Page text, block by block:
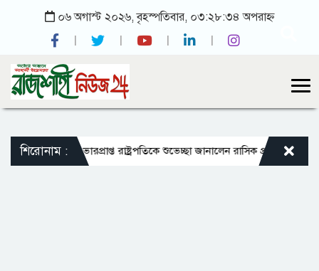
০৬ অগাস্ট ২০২৬, বৃহস্পতিবার, ০৩:২৮:৩৪ অপরাহ্ন
শিরোনাম :
চালু ভারপ্রাপ্ত রাষ্ট্রপতিকে শুভেচ্ছা জানালেন রাসিক প্রশাসক মাহফুজুর